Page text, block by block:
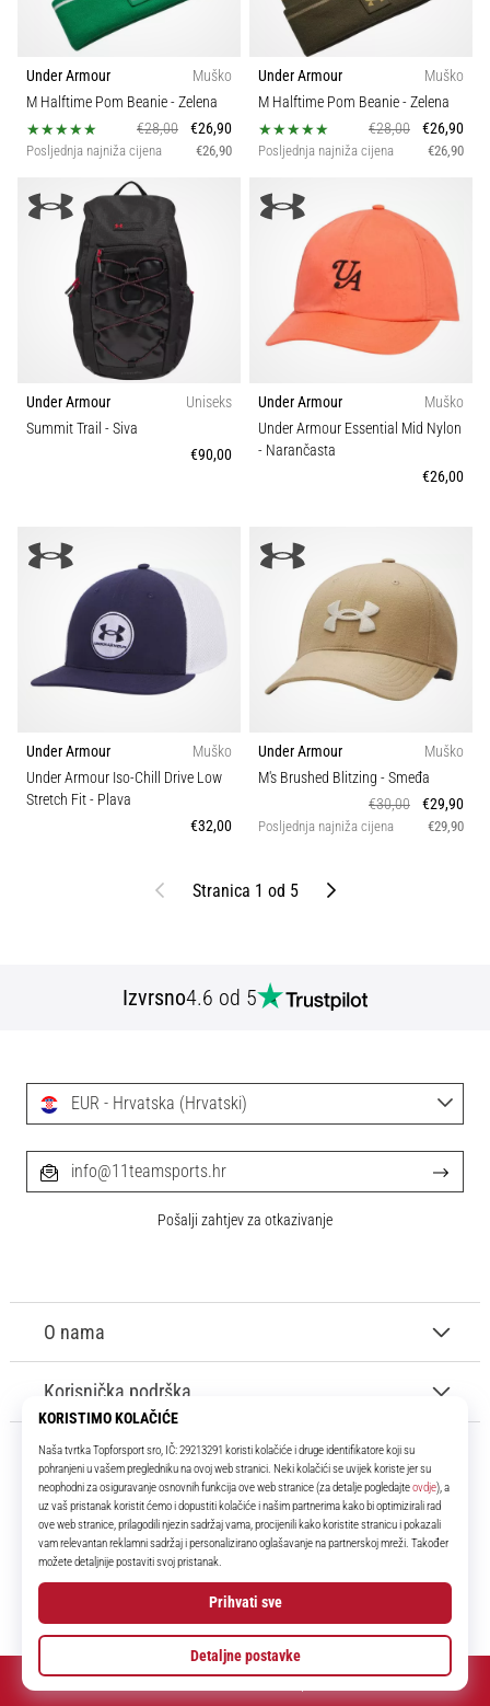
Under Armour
Muško
M Halftime Pom Beanie- Zelena
€28,00
€26,90
Posljednja najniža cijena €26,90
Under Armour
Muško
M Halftime Pom Beanie- Zelena
€28,00
€26,90
Posljednja najniža cijena €26,90
Under Armour
Uniseks
Summit Trail - Siva
€90,00
Under Armour
Muško
Under Armour Essential Mid Nylon
- Narančasta
€26,00
Under Armour
Muško
Under Armour Iso-Chill Drive Low
Stretch Fit- Plava
€32,00
Under Armour
Muško
M's Brushed Blitzing - Smeđa
€30,00
€29,90
Posljednja najniža cijena €29,90
PrethodniStranica 1 od 5 Sljedeći
Izvrsno4.6 od 5
11teamsports.hr
Tvoj smo pouzdani suigrač već više od 16 godina! Cijelo to vrijeme
donosimo ti najbolje i najnovije proizvode iz svijeta nogometa.
Facebook
Instagram
O nama
Korisnička podrška
EUR - Hrvatska (Hrvatski)
info@11teamsports.hr
Pošalji zahtjev za otkazivanje